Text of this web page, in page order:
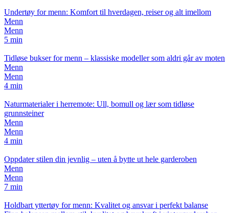
Undertøy for menn: Komfort til hverdagen, reiser og alt imellom
Menn
Menn
5 min
Tidløse bukser for menn – klassiske modeller som aldri går av moten
Menn
Menn
4 min
Naturmaterialer i herremote: Ull, bomull og lær som tidløse
grunnsteiner
Menn
Menn
4 min
Oppdater stilen din jevnlig – uten å bytte ut hele garderoben
Menn
Menn
7 min
Holdbart yttertøy for menn: Kvalitet og ansvar i perfekt balanse